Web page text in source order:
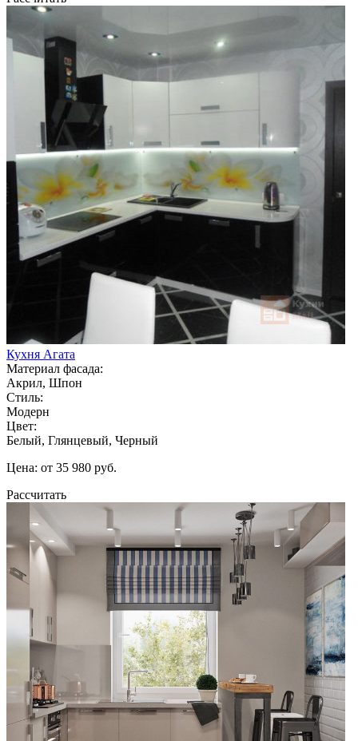
Кухня Агата
Материал фасада:
Акрил, Шпон
Стиль:
Модерн
Цвет:
Белый, Глянцевый, Черный
Цена: от 35 980 руб.
Рассчитать